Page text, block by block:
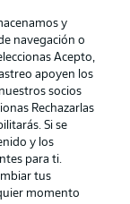
y
navegación o
Acepto,
apoyen los
socios
Rechazarlas
Si se
y los
para ti.
tus
momento